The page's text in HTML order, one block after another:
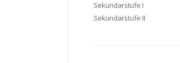
Sekundarstufe I
Sekundarstufe II